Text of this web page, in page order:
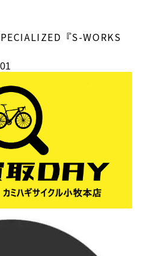
『S-WORKS